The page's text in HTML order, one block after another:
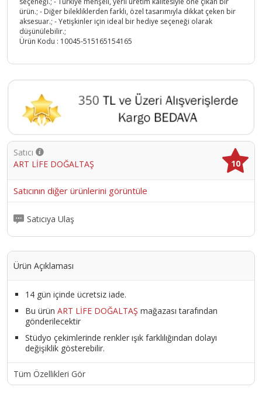
ürün.; - Diğer bilekliklerden farklı, özel tasarımıyla dikkat çeken bir
aksesuar.; - Yetişkinler için ideal bir hediye seçeneği olarak
düşünülebilir.;
Ürün Kodu : 10045-515165154165
Satıcı
ART LİFE DOĞALTAŞ
10
Satıcının diğer ürünlerini görüntüle
Satıcıya Ulaş
Ürün Açıklaması
14 gün içinde ücretsiz iade.
Bu ürün ART LİFE DOĞALTAŞ mağazası tarafından
gönderilecektir
Stüdyo çekimlerinde renkler ışık farklılığından dolayı
değişiklik gösterebilir.
Tüm Özellikleri Gör